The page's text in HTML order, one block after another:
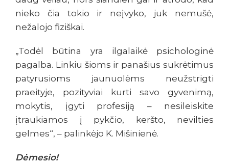
nieko čia tokio ir neįvyko, juk nemušė,
nežalojo fiziškai.
„Todėl būtina yra ilgalaikė psichologinė
pagalba. Linkiu šioms ir panašius sukrėtimus
patyrusioms jaunuolėms neužstrigti
praeityje, pozityviai kurti savo gyvenimą,
mokytis, įgyti profesiją – nesileiskite
įtraukiamos į pykčio, keršto, nevilties
gelmes“, – palinkėjo K. Mišinienė.
Dėmesio!